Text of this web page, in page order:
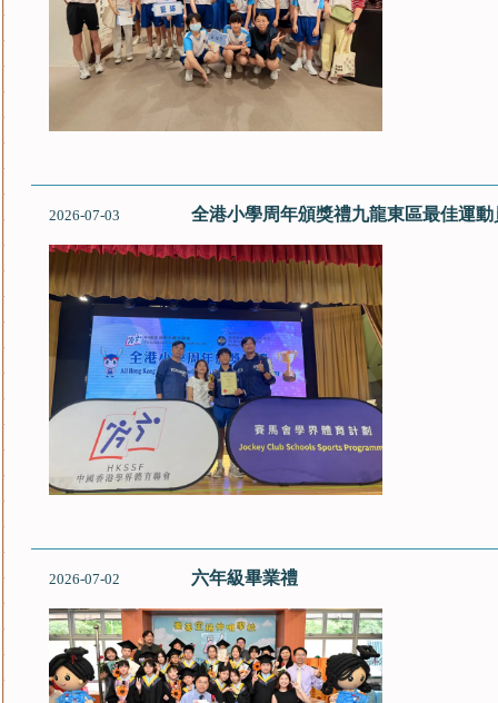
2026-07-03 全港小學周年頒獎禮九龍東區最佳運動
2026-07-02 六年級畢業禮